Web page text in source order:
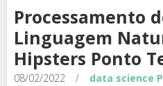
Processamento
Linguagem
Hipsters Ponto
08/02/2022 / data science